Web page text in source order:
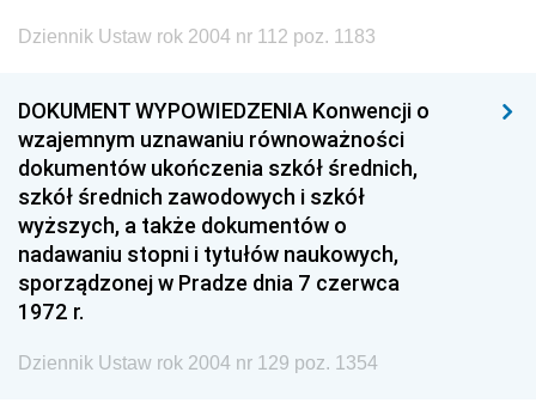
Dziennik Ustaw rok 2004 nr 112 poz. 1183
DOKUMENT WYPOWIEDZENIA Konwencji o
wzajemnym uznawaniu równoważności
dokumentów ukończenia szkół średnich,
szkół średnich zawodowych i szkół
wyższych, a także dokumentów o
nadawaniu stopni i tytułów naukowych,
sporządzonej w Pradze dnia 7 czerwca
1972 r.
Dziennik Ustaw rok 2004 nr 129 poz. 1354